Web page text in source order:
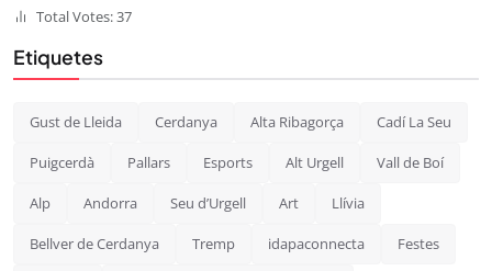
Total Votes: 37
Etiquetes
Gust de Lleida Cerdanya Alta Ribagorça Cadí La Seu
Puigcerdà Pallars Esports Alt Urgell Vall de Boí
Alp Andorra Seu d’Urgell Art Llívia
Bellver de Cerdanya Tremp idapaconnecta Festes